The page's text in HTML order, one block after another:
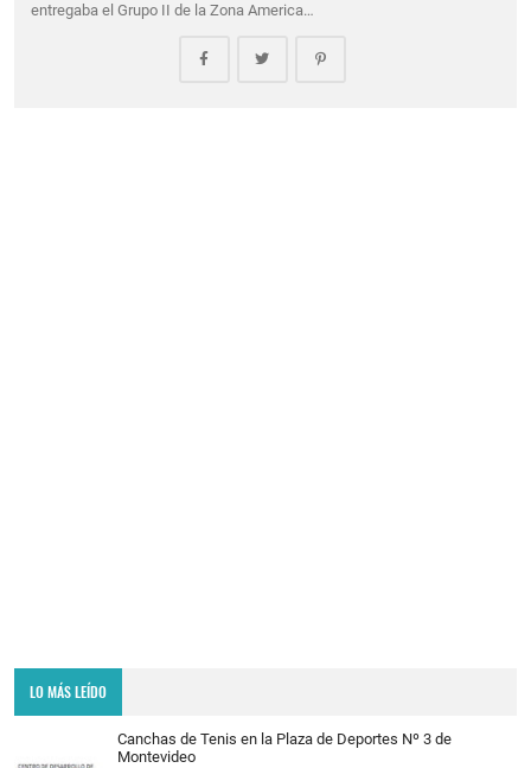
entregaba el Grupo II de la Zona America…
LO MÁS LEÍDO
Canchas de Tenis en la Plaza de Deportes Nº 3 de
Montevideo